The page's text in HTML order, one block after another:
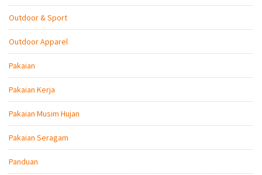
Outdoor & Sport
Outdoor Apparel
Pakaian
Pakaian Kerja
Pakaian Musim Hujan
Pakaian Seragam
Panduan